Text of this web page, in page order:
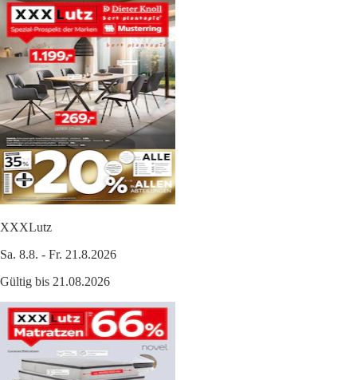
XXXLutz
Sa. 8.8. - Fr. 21.8.2026
Gültig bis 21.08.2026